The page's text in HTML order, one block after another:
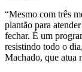
“Mesmo com três
plantão para
fechar. É um
resistindo todo o
Machado, que